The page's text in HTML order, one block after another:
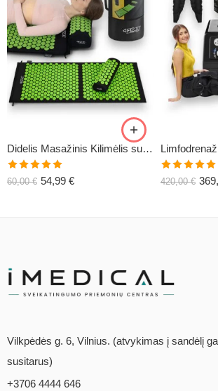
Didelis Masažinis Kilimėlis su Pagalve XL-CLASSIC1
Įvertinimas:
5.00
60,00€ 54,99 €
Įvertinimas:
5.00
420,00€
Vilkpėdės g. 6, Vilnius. (atvykimas į sandėlį
susitarus)
+3706 4444 646